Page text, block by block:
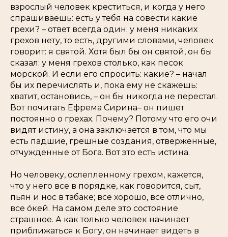
взрослый человек креститься, и когда у него
спрашиваешь: есть у тебя на совести какие
грехи? – ответ всегда один: у меня никаких
грехов нету, то есть, другими словами, человек
говорит: я святой. Хотя был бы он святой, он бы
сказал: у меня грехов столько, как песок
морской. И если его спросить: какие? – начал
бы их перечислять и, пока ему не скажешь:
хватит, остановись, – он бы никогда не перестал.
Вот почитать Ефрема Сирина– он пишет
постоянно о грехах. Почему? Потому что его очи
видят истину, а она заключается в том, что мы
есть падшие, грешные создания, отверженные,
отчужденные от Бога. Вот это есть истина.
Но человеку, ослепленному грехом, кажется,
что у него все в порядке, как говорится, сыт,
пьян и нос в табаке; все хорошо, все отлично,
все о́кей. На самом деле это состояние
страшное. А как только человек начинает
приближаться к Богу, он начинает видеть в